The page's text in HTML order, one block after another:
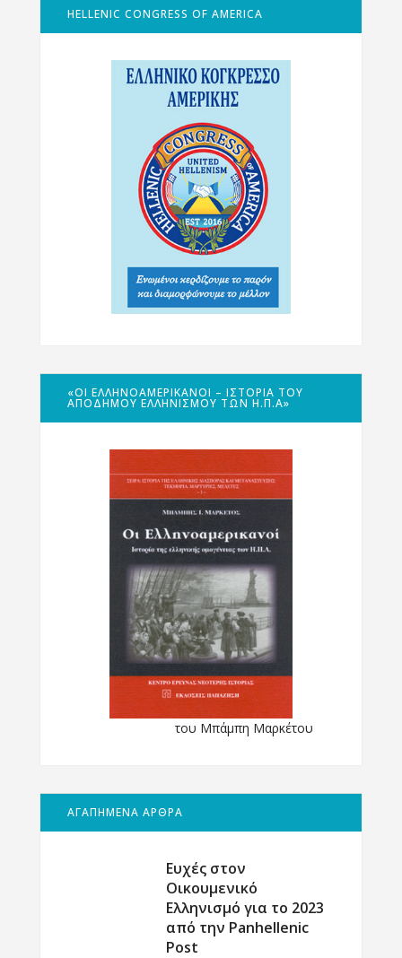
HELLENIC CONGRESS OF AMERICA
«ΟΙ ΕΛΛΗΝΟΑΜΕΡΙΚΑΝΟΊ – ΙΣΤΟΡΊΑ ΤΟΥ
ΑΠΌΔΗΜΟΥ ΕΛΛΗΝΙΣΜΟΎ ΤΩΝ Η.Π.Α»
του Μπάμπη Μαρκέτου
ΑΓΑΠΗΜΕΝΑ ΑΡΘΡΑ
Ευχές στον
Οικουμενικό
Ελληνισμό για το 2023
από την Panhellenic
Post